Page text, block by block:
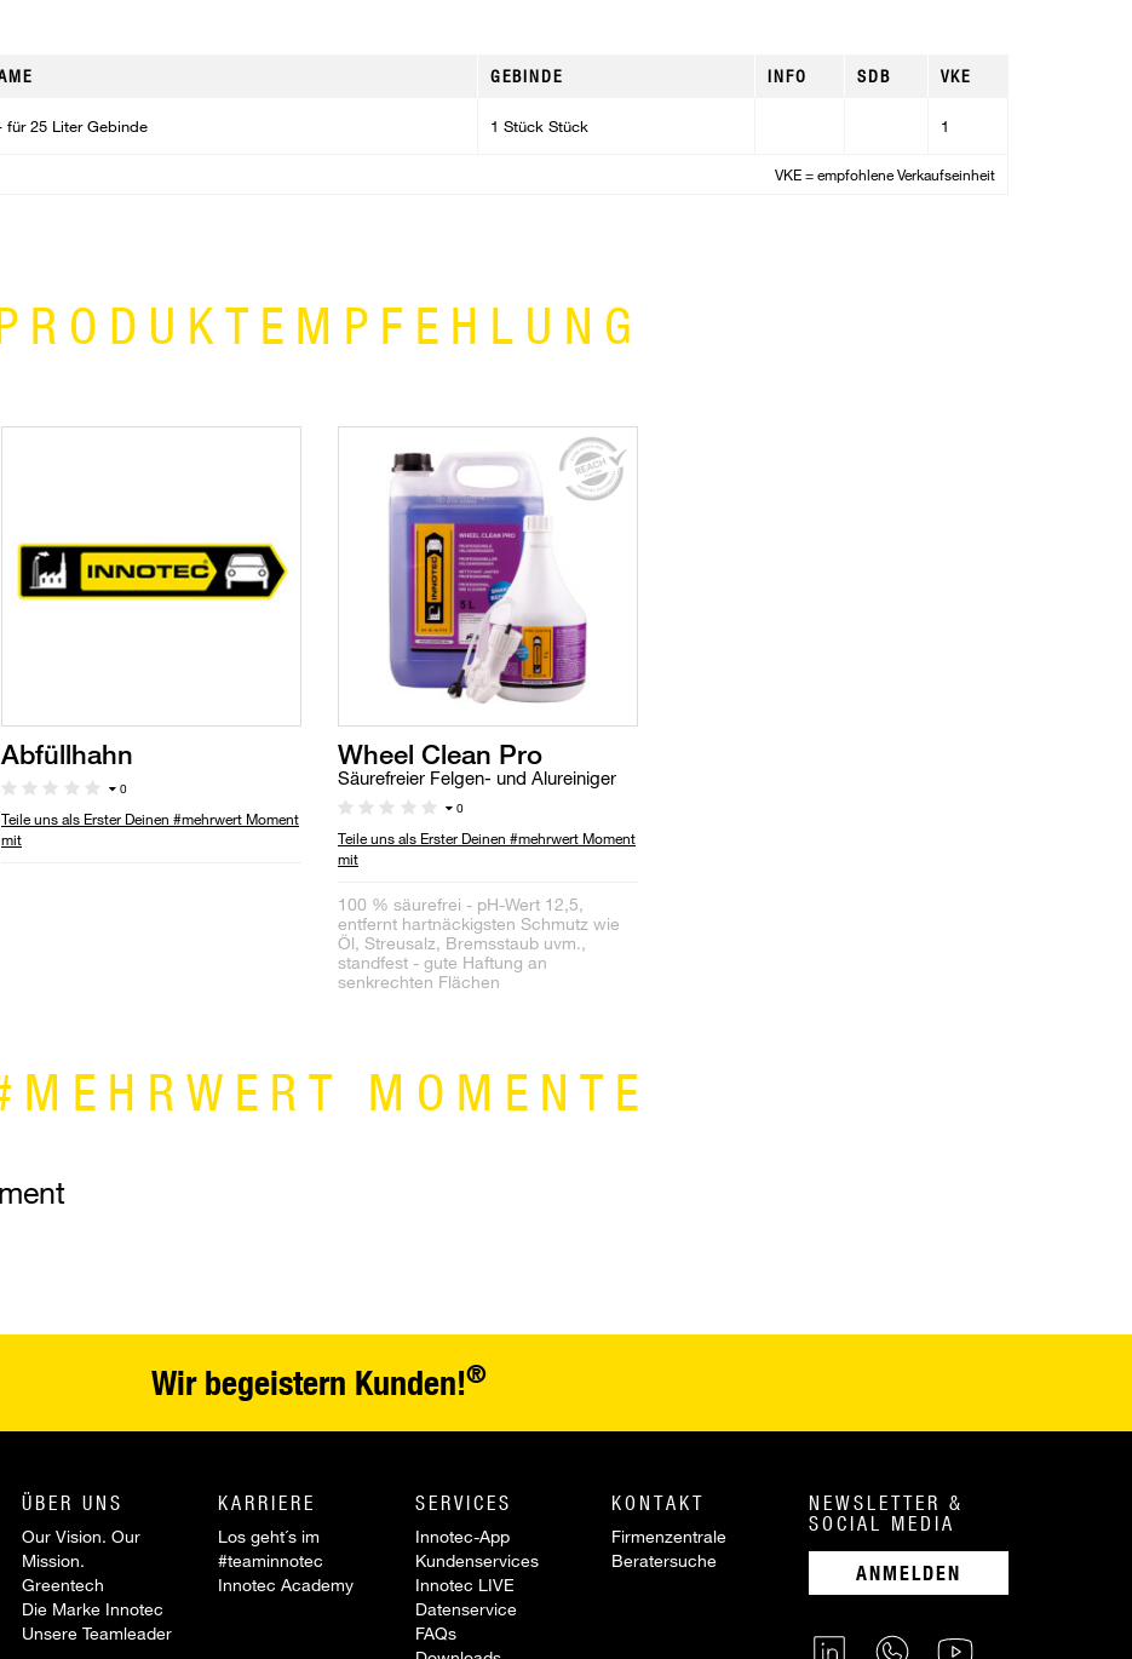
GEBINDE INFO SDB VKE
für 25 Liter Gebinde 1 Stück Stück 1
VKE = empfohlene Verkaufseinheit
Abfüllhahn
0
Teile uns als Erster Deinen #mehrwert Moment
mit
Wheel Clean Pro
Säurefreier Felgen- und Alureiniger
0
Teile uns als Erster Deinen #mehrwert Moment
mit
100 % säurefrei - pH-Wert 12,5,
entfernt hartnäckigsten Schmutz wie
Öl, Streusalz, Bremsstaub uvm.,
standfest - gute Haftung an
senkrechten Flächen
MOMENTE
Wir begeistern Kunden!®
ÜBER UNS
Our Vision. Our
Mission.
Greentech
Die Marke Innotec
Unsere Teamleader
KARRIERE
Los geht´s im
#teaminnotec
Innotec Academy
SERVICES
Innotec-App
Kundenservices
Innotec LIVE
Datenservice
FAQs
KONTAKT
Firmenzentrale
Beratersuche
NEWSLETTER &
SOCIAL MEDIA
ANMELDEN